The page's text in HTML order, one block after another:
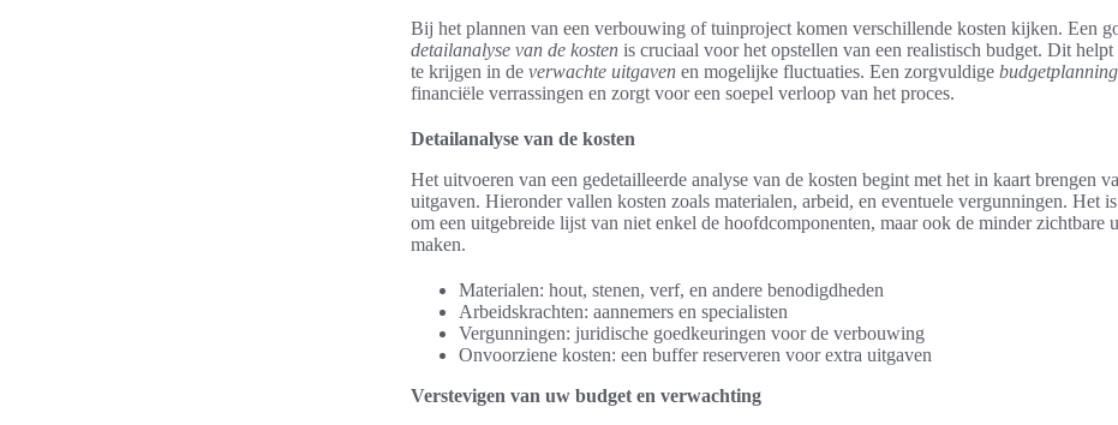
Bij het plannen van een verbouwing of tuinproject komen verschillende kosten kijken. Een
detailanalyse van de kosten is cruciaal voor het opstellen van een realistisch budget. Dit
te krijgen in de verwachte uitgaven en mogelijke fluctuaties. Een zorgvuldige budgetplanning
financiële verrassingen en zorgt voor een soepel verloop van het proces.
Detailanalyse van de kosten
Het uitvoeren van een gedetailleerde analyse van de kosten begint met het in kaart brengen
uitgaven. Hieronder vallen kosten zoals materialen, arbeid, en eventuele vergunningen. Het
om een uitgebreide lijst van niet enkel de hoofdcomponenten, maar ook de minder zichtbare
maken.
Materialen: hout, stenen, verf, en andere benodigdheden
Arbeidskrachten: aannemers en specialisten
Vergunningen: juridische goedkeuringen voor de verbouwing
Onvoorziene kosten: een buffer reserveren voor extra uitgaven
Verstevigen van uw budget en verwachting